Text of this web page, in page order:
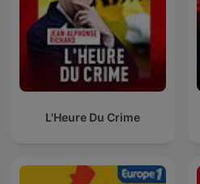
L'Heure Du Crime